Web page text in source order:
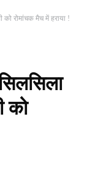
रोमांचक मैच में हराया !
को